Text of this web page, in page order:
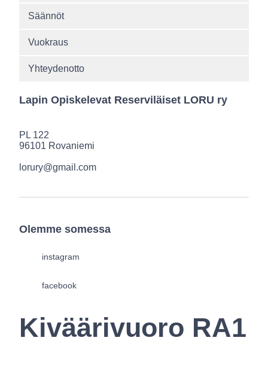
Säännöt
Vuokraus
Yhteydenotto
Lapin Opiskelevat Reserviläiset LORU ry
PL 122
96101 Rovaniemi
lorury@gmail.com
Olemme somessa
instagram
facebook
Kiväärivuoro RA1